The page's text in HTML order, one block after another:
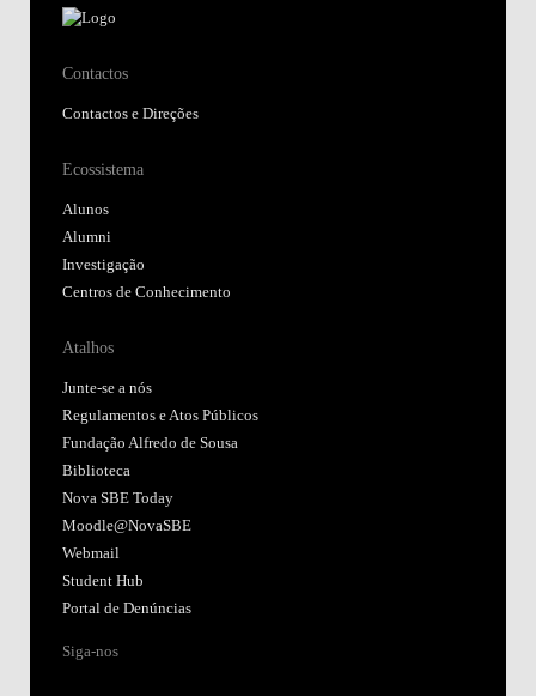
Contactos
Contactos e Direções
Ecossistema
Alunos
Alumni
Investigação
Centros de Conhecimento
Atalhos
Junte-se a nós
Regulamentos e Atos Públicos
Fundação Alfredo de Sousa
Biblioteca
Nova SBE Today
Moodle@NovaSBE
Webmail
Student Hub
Portal de Denúncias
Siga-nos